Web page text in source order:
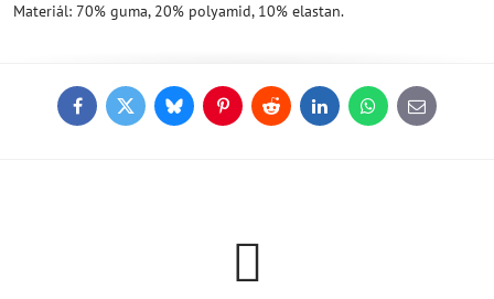
Materiál: 70% guma, 20% polyamid, 10% elastan.
FacebookTwitterBlueskyPinterestReddit LinkedInWhatsApp
E-
mail